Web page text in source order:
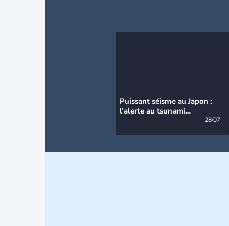
Puissant séisme au Japon :
l’alerte au tsunami
28/07